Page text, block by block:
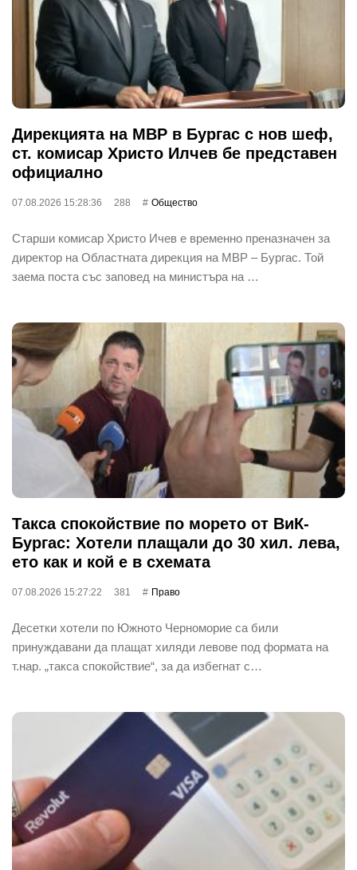
Дирекцията на МВР в Бургас с нов шеф,
ст. комисар Христо Илчев бе представен
официално
07.08.2026 15:28:36 288 Общество
Старши комисар Христо Ичев е временно преназначен за
директор на Областната дирекция на МВР – Бургас. Той
заема поста със заповед на министъра на …
Такса спокойствие по морето от ВиК-
Бургас: Хотели плащали до 30 хил. лева,
ето как и кой е в схемата
07.08.2026 15:27:22 381 Право
Десетки хотели по Южното Черноморие са били
принуждавани да плащат хиляди левове под формата на
т.нар. „такса спокойствие“, за да избегнат с…